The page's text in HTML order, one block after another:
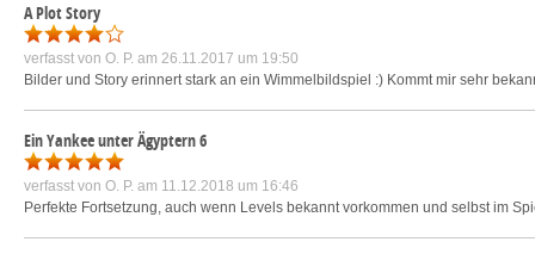
A Plot Story
verfasst von O. P. am 26.11.2017 um 19:50
Bilder und Story erinnert stark an ein Wimmelbildspiel :) Kommt mir sehr
Ein Yankee unter Ägyptern 6
verfasst von O. P. am 11.12.2018 um 16:46
Perfekte Fortsetzung, auch wenn Levels bekannt vorkommen und selbst im